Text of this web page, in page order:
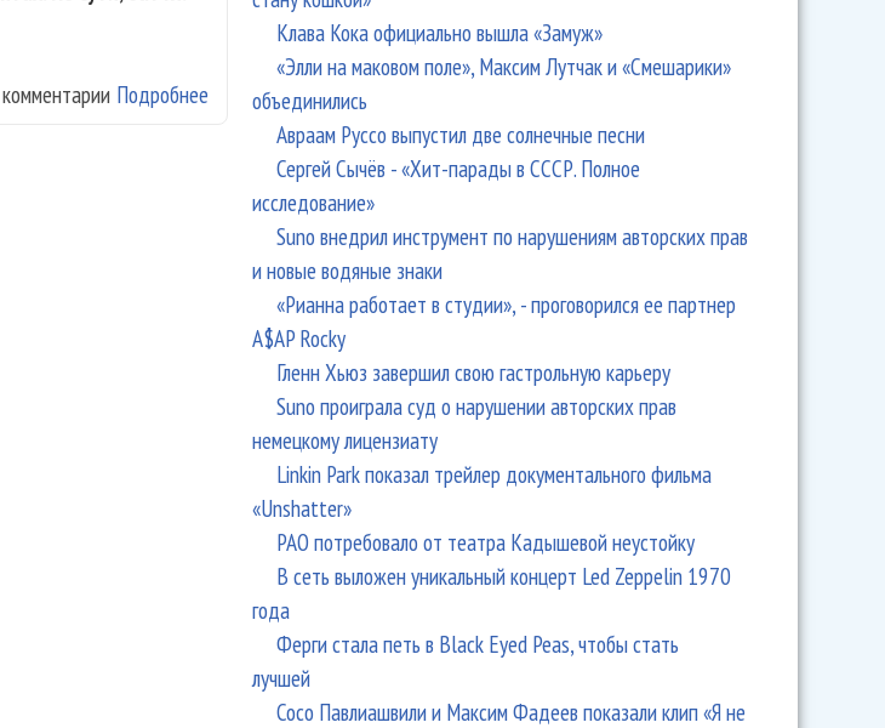
Подробнее о Звезды народных инструментов сыграли с оркестром Башмета и
двумя ансамблями
Клава Кока официально вышла «Замуж»
«Элли на маковом поле», Максим Лутчак и «Смешарики»
объединились
Авраам Руссо выпустил две солнечные песни
Сергей Сычёв - «Хит-парады в СССР. Полное
исследование»
Suno внедрил инструмент по нарушениям авторских прав
и новые водяные знаки
«Рианна работает в студии», - проговорился ее партнер
A$AP Rocky
Гленн Хьюз завершил свою гастрольную карьеру
Suno проиграла суд о нарушении авторских прав
немецкому лицензиату
Linkin Park показал трейлер документального фильма
«Unshatter»
РАО потребовало от театра Кадышевой неустойку
В сеть выложен уникальный концерт Led Zeppelin 1970
года
Ферги стала петь в Black Eyed Peas, чтобы стать
лучшей
Сосо Павлиашвили и Максим Фадеев показали клип «Я не